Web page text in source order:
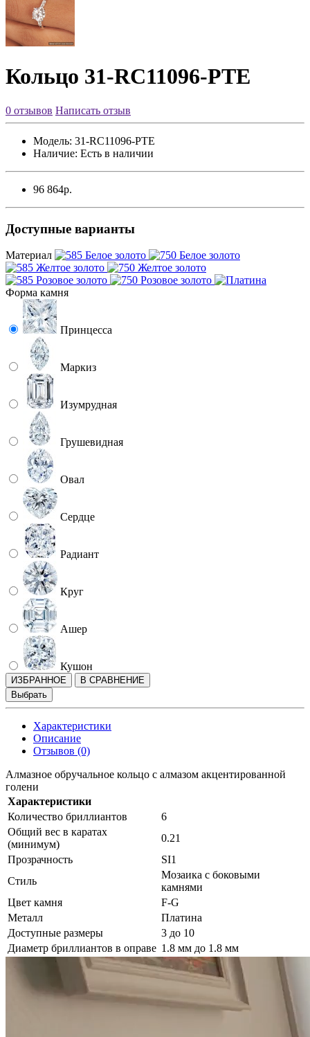
Кольцо 31-RC11096-PTE
0 отзывов Написать отзыв
Модель: 31-RC11096-PTE
Наличие: Есть в наличии
96 864р.
Доступные варианты
Материал
Форма камня
Принцесса
Маркиз
Изумрудная
Грушевидная
Овал
Сердце
Радиант
Круг
Ашер
Кушон
ИЗБРАННОЕ
В СРАВНЕНИЕ
Выбрать
Характеристики
Описание
Отзывов (0)
Алмазное обручальное кольцо с алмазом акцентированной
голени
Характеристики
Количество бриллиантов
6
Общий вес в каратах
(минимум)
0.21
Прозрачность
SI1
Стиль
Мозаика с боковыми
камнями
Цвет камня
F-G
Металл
Платина
Доступные размеры
3 до 10
Диаметр бриллиантов в оправе 1.8 мм до 1.8 мм